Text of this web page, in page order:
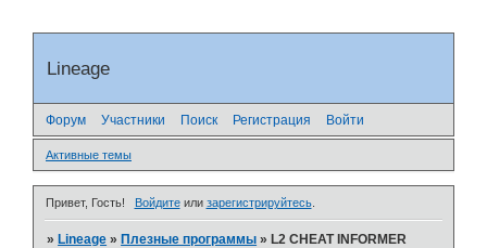
Lineage
Форум Участники Поиск Регистрация Войти
Активные темы
Привет, Гость! Войдитеили зарегистрируйтесь.
»Lineage »Плезные программы »L2 CHEAT INFORMER